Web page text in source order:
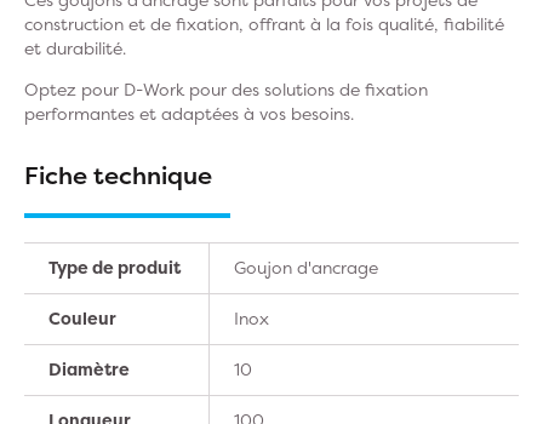
construction et de fixation, offrant à la fois qualité, fiabilité
et durabilité.
Optez pour D-Work pour des solutions de fixation
performantes et adaptées à vos besoins.
Fiche technique
Type de produit Goujon d'ancrage
Couleur Inox
Diamètre 10